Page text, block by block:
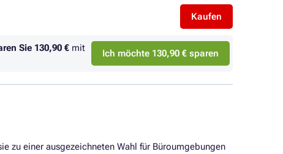
Kaufen
Sie 130,90 € mit
Ich möchte 130,90 € sparen
zu einer ausgezeichneten Wahl für Büroumgebungen